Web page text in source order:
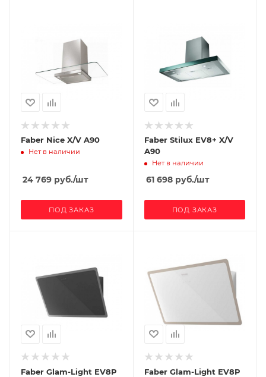
Faber Nice X/V A90
Нет в наличии
24 769 руб./шт
ПОД ЗАКАЗ
Faber Stilux EV8+ X/V
A90
Нет в наличии
61 698руб./шт
ПОД ЗАКАЗ
Faber Glam-Light EV8P
Faber Glam-Light EV8P